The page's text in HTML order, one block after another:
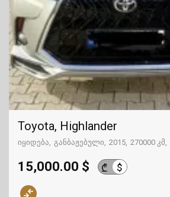
Toyota, Highlander
იყიდება განბაჟებული 2015 270000 კმ
15,000.00 $ ₾ $